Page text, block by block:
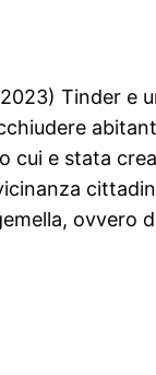
Tinder e
cui e stata
ovvero